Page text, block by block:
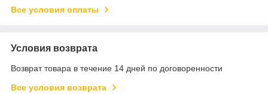
Все условия оплаты
Условия возврата
Возврат товара в течение 14 дней по договоренности
Все условия возврата